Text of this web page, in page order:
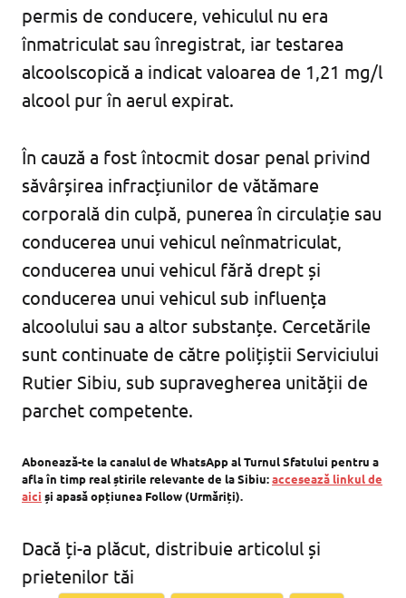
permis de conducere, vehiculul nu era
înmatriculat sau înregistrat, iar testarea
alcoolscopică a indicat valoarea de 1,21 mg/l
alcool pur în aerul expirat.
În cauză a fost întocmit dosar penal privind
săvârșirea infracțiunilor de vătămare
corporală din culpă, punerea în circulație sau
conducerea unui vehicul neînmatriculat,
conducerea unui vehicul fără drept și
conducerea unui vehicul sub influența
alcoolului sau a altor substanțe. Cercetările
sunt continuate de către polițiștii Serviciului
Rutier Sibiu, sub supravegherea unității de
parchet competente.
Abonează-te la canalul de WhatsApp al Turnul Sfatului pentru a
afla în timp real știrile relevante de la Sibiu:accesează linkul de
aici și apasă opțiunea Follow (Urmăriți).
Dacă ți-a plăcut, distribuie articolul și
prietenilor tăi